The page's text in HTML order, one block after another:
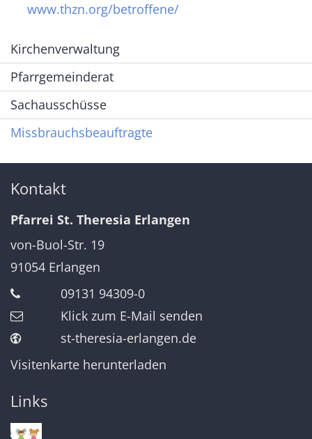
www.thzn.org/betroffene/
Kirchenverwaltung
Pfarrgemeinderat
Sachausschüsse
Missbrauchsbeauftragte
Kontakt
Pfarrei St. Theresia Erlangen
von-Buol-Str. 19
91054 Erlangen
09131 94309-0
Klick zum E-Mail senden
st-theresia-erlangen.de
Visitenkarte herunterladen
Links